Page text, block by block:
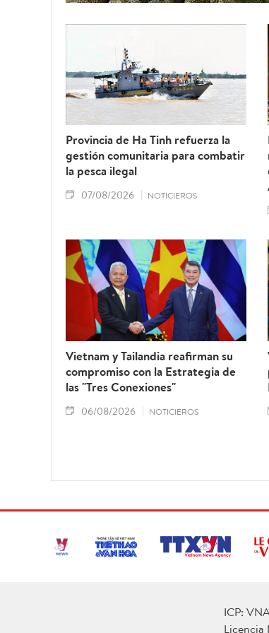
Provincia de Ha Tinh refuerza la
gestión comunitaria para combatir
la pesca ilegal
07/08/2026 NOTICIEROS
Vietnam y Tailandia reafirman su
compromiso con la Estrategia de
las "Tres Conexiones"
06/08/2026 NOTICIEROS
ICP:
Licencia